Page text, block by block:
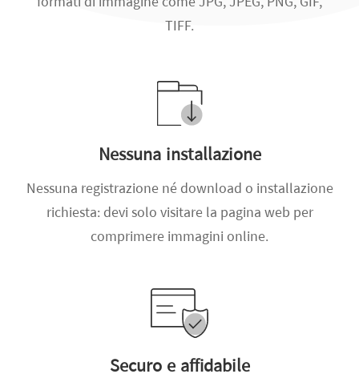
TIFF.
Nessuna installazione
Nessuna registrazione né download o installazione
richiesta: devi solo visitare la pagina web per
comprimere immagini online.
Securo e affidabile